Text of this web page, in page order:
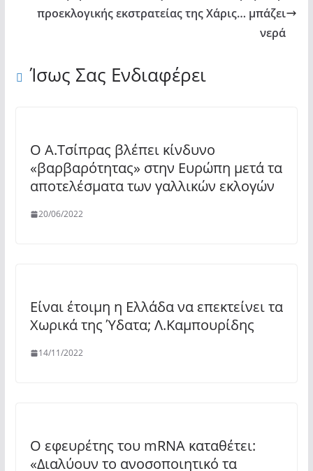
προεκλογικής εκστρατείας της Χάρις… μπάζει
νερά
Ίσως Σας Ενδιαφέρει
Ο Α.Τσίπρας βλέπει κίνδυνο
«βαρβαρότητας» στην Ευρώπη μετά τα
αποτελέσματα των γαλλικών εκλογών
20/06/2022
Είναι έτοιμη η Ελλάδα να επεκτείνει τα
Χωρικά της Ύδατα; Λ.Καμπουρίδης
14/11/2022
Ο εφευρέτης του mRNA καταθέτει:
«Διαλύουν το ανοσοποιητικό τα